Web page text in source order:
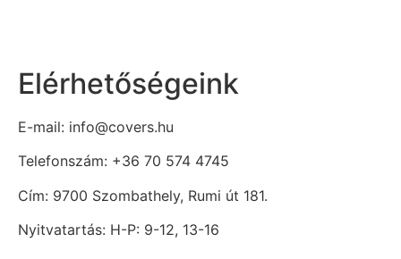
Elérhetőségeink
E-mail: info@covers.hu
Telefonszám: +36 70 574 4745
Cím: 9700 Szombathely, Rumi út 181.
Nyitvatartás: H-P: 9-12, 13-16